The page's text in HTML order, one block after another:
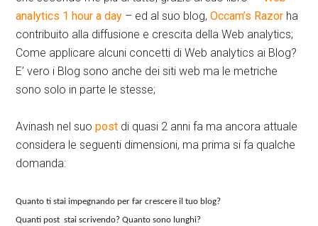
analytics 1 hour a day – ed al suo blog,Occam’s Razor ha
contribuito alla diffusione e crescita della Web analytics;
Come applicare alcuni concetti di Web analytics ai Blog?
E’ vero i Blog sono anche dei siti web ma le metriche
sono solo in parte le stesse;
Avinash nel suopost di quasi 2 anni fa ma ancora attuale
considera le seguenti dimensioni, ma prima si fa qualche
domanda:
Quanto ti stai impegnando per far crescere il tuo blog?
Quanti post stai scrivendo? Quanto sono lunghi?